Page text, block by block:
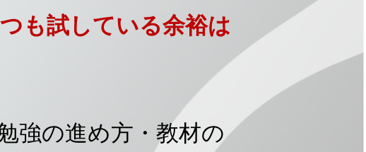
も試している余裕は
強の進め方・教材の